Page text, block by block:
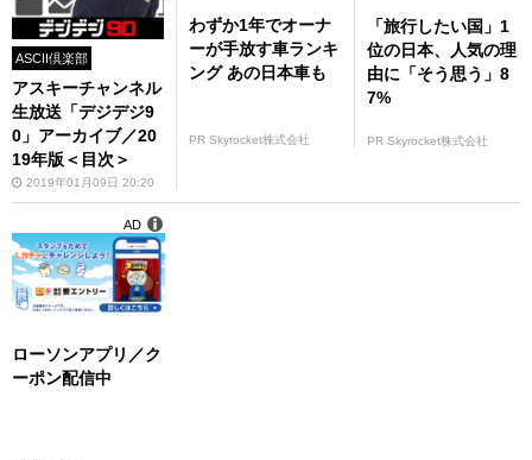
ASCII倶楽部
アスキーチャンネル
生放送「デジデジ9
0」アーカイブ／20
19年版＜目次＞
2019年01月09日 20:20
わずか1年でオーナ
ーが手放す車ランキ
ング あの日本車も
PR Skyrocket株式会社
「旅行したい国」1
位の日本、人気の理
由に「そう思う」8
7%
PR Skyrocket株式会社
ローソンアプリ／ク
ーポン配信中
AD